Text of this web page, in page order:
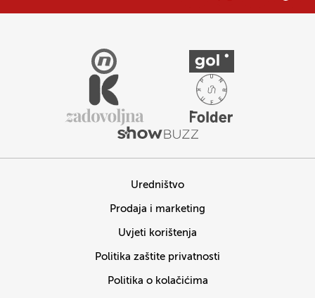
Uredništvo
Prodaja i marketing
Uvjeti korištenja
Politika zaštite privatnosti
Politika o kolačićima